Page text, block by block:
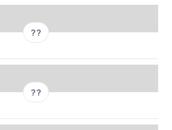
??
??